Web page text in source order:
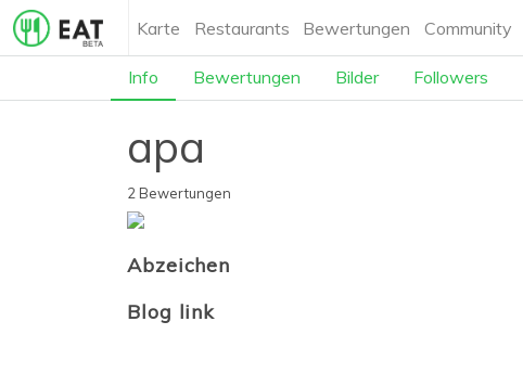
Karte Restaurants Bewertungen Community
Info Bewertungen Bilder Followers
apa
2 Bewertungen
Abzeichen
Blog link